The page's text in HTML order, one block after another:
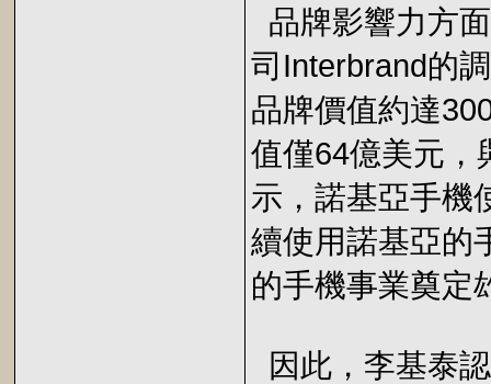
品牌影響力方
司Interbrand的
品牌價值約達
值僅64億美元，
示，諾基亞手機
續使用諾基亞的
的手機事業奠定
因此，李基泰